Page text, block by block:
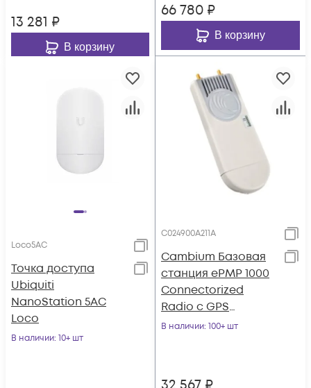
13 281 ₽
В корзину
66 780 ₽
В корзину
Loco5AC
Точка доступа
Ubiquiti
NanoStation 5AC
Loco
В наличии: 10+ шт
C024900A211A
Cambium Базовая
станция ePMP 1000
Connectorized
Radio с GPS
синхронизацией, 2.4
В наличии: 100+ шт